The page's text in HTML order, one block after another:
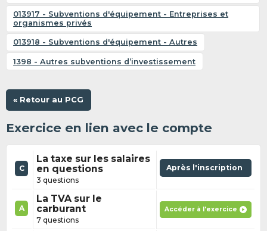
013917 - Subventions d'équipement - Entreprises et
organismes privés
013918 - Subventions d'équipement - Autres
1398 - Autres subventions d’investissement
« Retour au PCG
Exercice en lien avec le compte
C
La taxe sur les salaires
en questions
3 questions
Après l'inscription
A
La TVA sur le
carburant
7 questions
Accéder à l'exercice